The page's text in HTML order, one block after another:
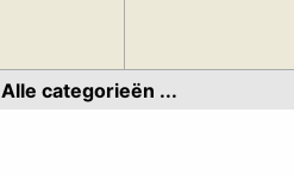
Alle categorieën ...